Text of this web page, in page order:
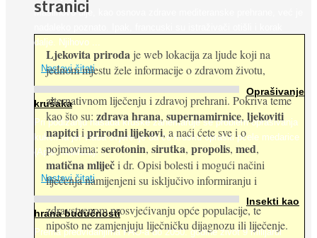
Maslinovo ulje, kao osnova zdrave mediteranske prehrane, već je
dalje. Njihovo ...
Nastavi čitati
Oprašivanje
krušaka
Pri podizanju nasada kruške zanemaruje se problem oprašivanja
kukcima jer vlada uvjerenje da će krušku oprašiti pčele medarice
(Apis mellifera). ...
Nastavi čitati
Insekti kao
hrana budućnosti
Prema predviđanjima FAO-a do 2050. godine život 9 milijardi
stranici
Ljekovita priroda je web lokacija za ljude koji na
jednom mjestu žele informacije o zdravom životu,
alternativnom liječenju i zdravoj prehrani. Pokriva teme
kao što su: zdrava hrana, supernamirnice, ljekoviti
napitciiprirodni lijekovi, a naći ćete sve i o
pojmovima: serotonin, sirutka, propolis, med,
matična mliječi dr. Opisi bolesti i mogući načini
liječenja namijenjeni su isključivo informiranju i
zdravstvenom prosvjećivanju opće populacije, te
nipošto ne zamjenjuju liječničku dijagnozu ili liječenje.